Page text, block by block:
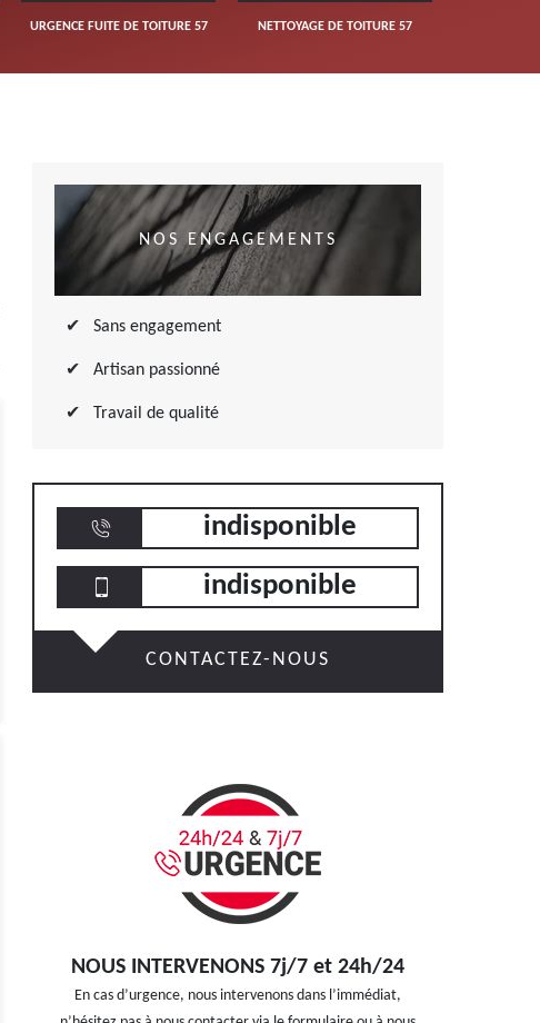
URGENCE FUITE DE TOITURE 57 NETTOYAGE DE TOITURE 57
NOS ENGAGEMENTS
Sans engagement
Artisan passionné
Travail de qualité
indisponible
indisponible
CONTACTEZ-NOUS
NOUS INTERVENONS 7j/7 et 24h/24
En cas d’urgence, nous intervenons dans l’immédiat,